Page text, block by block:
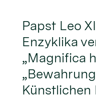
Papst Leo
Enzyklika
„Magnifica
Künstlichen